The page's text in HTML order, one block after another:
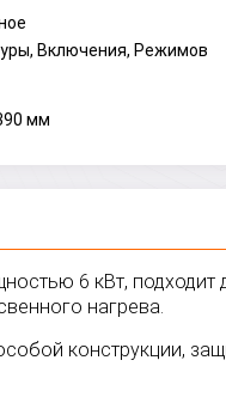
Включения, Режимов
мм
6 кВт,
нагрева.
конструкции,